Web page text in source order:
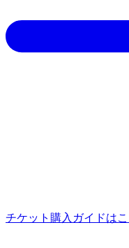
チケット購入ガイドは